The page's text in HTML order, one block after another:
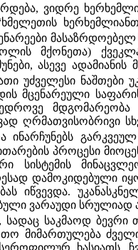
ვიდრე
მასაზრდოებელ
მქონეთა)
ასევე
უძველესი ნაშთები
მცენარეული
მდგომარეობა
ღრმათვისობრივი
პროცესი
სისტემის
დამოკიდებული
იწვევდა.
ვარაუდი
სადაც საკმაოდ
მიმართულება
ხასიათს.